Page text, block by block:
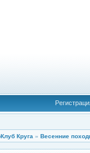
Круга » Весенние